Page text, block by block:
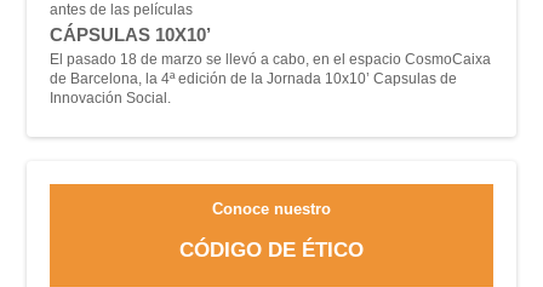
antes de las películas
CÁPSULAS 10X10’
El pasado 18 de marzo se llevó a cabo, en el espacio CosmoCaixa
de Barcelona, la 4ª edición de la Jornada 10x10’ Capsulas de
Innovación Social.
Conoce nuestro
CÓDIGO DE ÉTICO